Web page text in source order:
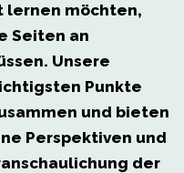
lernen möchten,
Seiten an
Unsere
Punkte
und bieten
Perspektiven und
der